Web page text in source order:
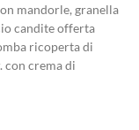
mandorle, granella
candite offerta
ricoperta di
con crema di